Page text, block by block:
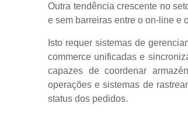
Outra tendência crescente no
e sem barreiras entre o on-line e
Isto requer sistemas de
commerce unificadas e
capazes de coordenar
operações e sistemas de
status dos pedidos.